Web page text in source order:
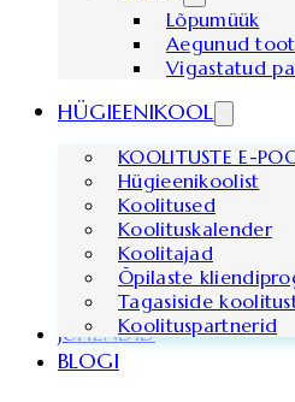
Lõpumüük
Aegunud
Vigastatud
HÜGIEENIKOOL
KOOLITUSTE E-
Hügieenikoolist
Koolitused
Koolituskalender
Koolitajad
Õpilaste
Tagasiside
Koolituspartnerid
JUHENDID
BLOGI